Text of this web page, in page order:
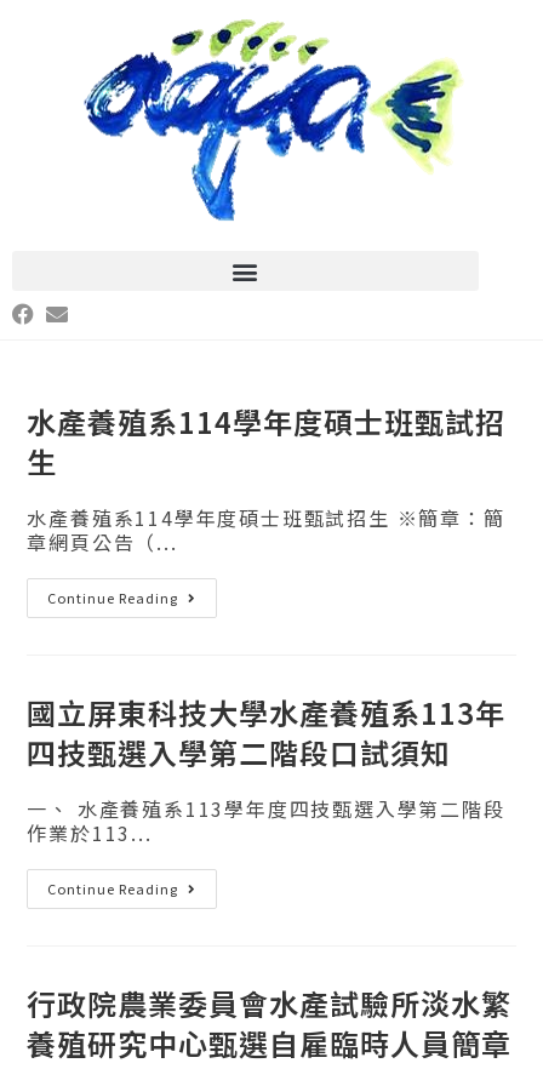
水產養殖系114學年度碩士班甄試招
生
水產養殖系114學年度碩士班甄試招生 ※簡章：簡
章網頁公告（...
Continue Reading
國立屏東科技大學水產養殖系113年
四技甄選入學第二階段口試須知
一、 水產養殖系113學年度四技甄選入學第二階段
作業於113...
Continue Reading
行政院農業委員會水產試驗所淡水繁
養殖研究中心甄選自雇臨時人員簡章